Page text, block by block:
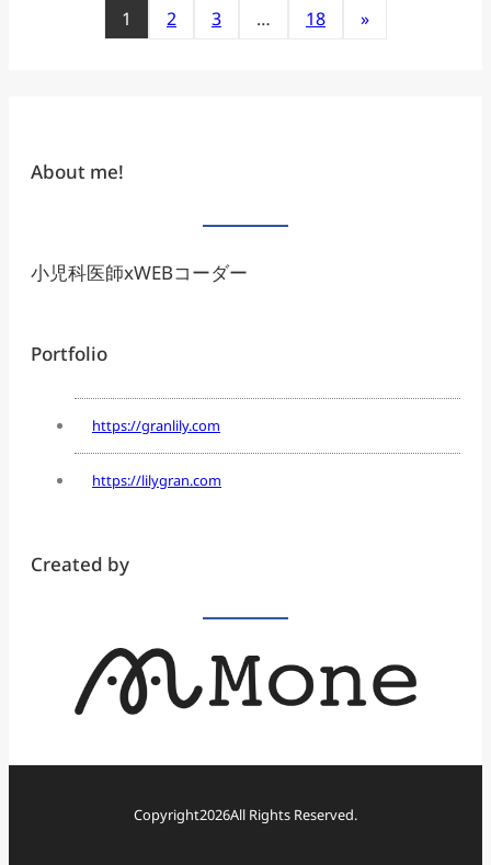
1 2 3 … 18 »
About me!
小児科医師xWEBコーダー
Portfolio
https://granlily.com
https://lilygran.com
Created by
Copyright2026All Rights Reserved.